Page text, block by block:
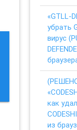
«GTLL-
убрать
вирус
как
из